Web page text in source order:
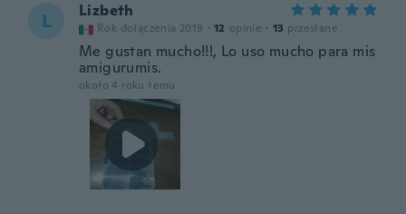
L Lizbeth
Rok dołączenia 2019 · 12 opinie · 13 przesłane
Me gustan mucho!!!, Lo uso mucho para mis
amigurumis.
około 4 roku temu